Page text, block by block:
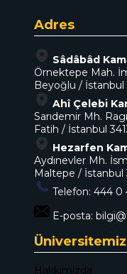
Adres
Sâdâbâd
Örnektepe Mah.
Beyoğlu / İstanbul
Ahî Çelebi
Sarıdemir Mh.
Fatih / İstanbul
Hezarfen
Aydınevler Mh.
Maltepe / İstanbul
Telefon: 444 0
E-posta:
Üniversitemiz
Hakkımızda